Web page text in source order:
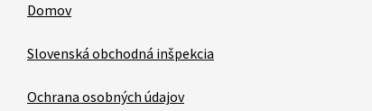
Domov
Slovenská obchodná inšpekcia
Ochrana osobných údajov